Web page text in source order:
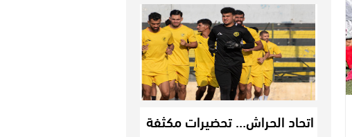
اتحاد الحراش… تحضيرات مكثفة